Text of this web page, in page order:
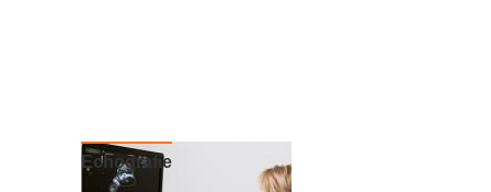
Echografie